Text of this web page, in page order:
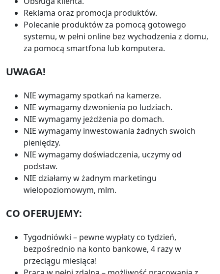
Reklama oraz promocja produktów.
Polecanie produktów za pomocą gotowego
systemu, w pełni online bez wychodzenia z domu,
za pomocą smartfona lub komputera.
UWAGA!
NIE wymagamy spotkań na kamerze.
NIE wymagamy dzwonienia po ludziach.
NIE wymagamy jeżdżenia po domach.
NIE wymagamy inwestowania żadnych swoich
pieniędzy.
NIE wymagamy doświadczenia, uczymy od
podstaw.
NIE działamy w żadnym marketingu
wielopoziomowym, mlm.
CO OFERUJEMY:
Tygodniówki – pewne wypłaty co tydzień,
bezpośrednio na konto bankowe, 4 razy w
przeciągu miesiąca!